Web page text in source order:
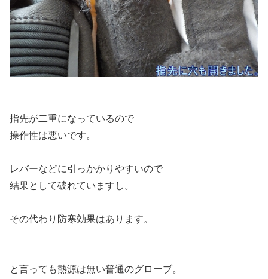
指先が二重になっているので
操作性は悪いです。
レバーなどに引っかかりやすいので
結果として破れていますし。
その代わり防寒効果はあります。
と言っても熱源は無い普通のグローブ。